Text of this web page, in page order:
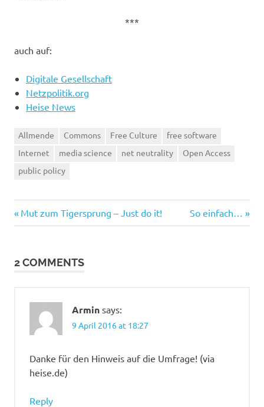
***
auch auf:
Digitale Gesellschaft
Netzpolitik.org
Heise News
Allmende Commons Free Culture
free software
Internet
media science net neutrality
Open Access
public policy
Post
Previous
Post:
Mut zum Tigersprung – Just do it!
Next
Post:
So einfach…
2 COMMENTS
Armin says:
9 April 2016 at 18:27
Danke für den Hinweis auf die Umfrage! (via
heise.de)
Reply